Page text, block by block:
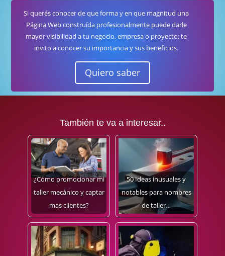
Si querés conocer de que forma y en que magnitud una
Página Web construída profesionalmente puede darle
mayor visibilidad a tu negocio, empresa o proyecto; te
invito a conocer su importancia y sus beneficios.
Quiero saber
También te va a interesar..
¿Cómo promocionar mi
taller mecánico y captar
mas clientes?
50 Ideas inusuales y
notables para nombres
de taller…